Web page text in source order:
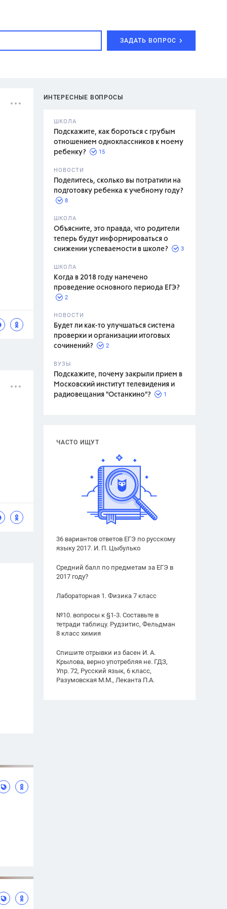
ЗАДАТЬ ВОПРОС
ИНТЕРЕСНЫЕ ВОПРОСЫ
ШКОЛА
Подскажите, как бороться с грубым
отношением одноклассников к моему
ребенку?
15
НОВОСТИ
Поделитесь, сколько вы потратили на
подготовку ребенка к учебному году?
8
ШКОЛА
Объясните, это правда, что родители
теперь будут информироваться о
снижении успеваемости в школе?
3
ШКОЛА
Когда в 2018 году намечено
проведение основного периода ЕГЭ?
2
НОВОСТИ
Будет ли как-то улучшаться система
проверки и организации итоговых
сочинений?
2
ВУЗЫ
Подскажите, почему закрыли прием в
Московский институт телевидения и
радиовещания "Останкино"?
1
ЧАСТО ИЩУТ
36 вариантов ответов ЕГЭ по русскому
языку 2017. И. П. Цыбулько
Средний балл по предметам за ЕГЭ в
2017 году?
Лабораторная 1. Физика 7 класс
№10. вопросы к §1-3. Составьте в
тетради таблицу. Рудзитис, Фельдман
8 класс химия
Спишите отрывки из басен И. А.
Крылова, верно употребляя не. ГДЗ,
Упр. 72, Русский язык, 6 класс,
Разумовская М.М., Леканта П.А.